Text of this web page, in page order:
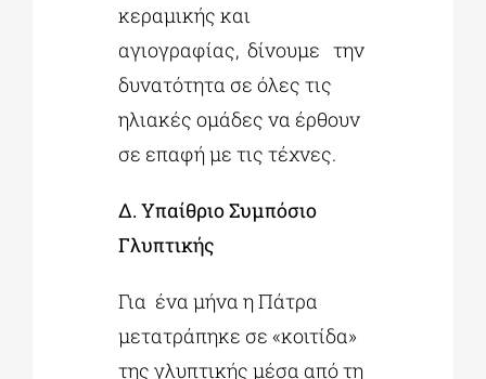
κεραμικής και
αγιογραφίας, δίνουμε την
δυνατότητα σε όλες τις
ηλιακές ομάδες να έρθουν
σε επαφή με τις τέχνες.
Δ. Υπαίθριο Συμπόσιο
Γλυπτικής
Για ένα μήνα η Πάτρα
μετατράπηκε σε «κοιτίδα»
της γλυπτικής μέσα από τη